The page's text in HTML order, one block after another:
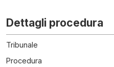
Dettagli procedura
Tribunale
Procedura